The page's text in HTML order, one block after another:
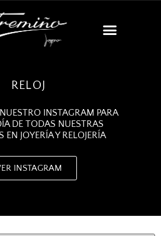
RELOJ
INSTAGRAM PARA
DE TODAS NUESTRAS
EN JOYERÍA Y RELOJERÍA
INSTAGRAM